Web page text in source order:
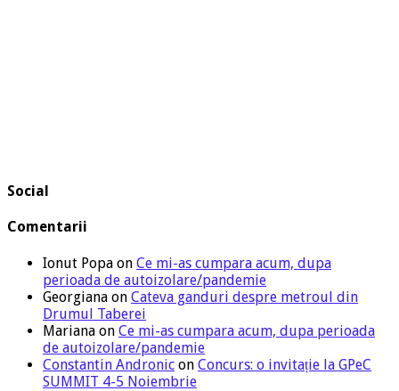
Social
Comentarii
Ionut Popa on Ce mi-as cumpara acum, dupa
perioada de autoizolare/pandemie
Georgiana on Cateva ganduri despre metroul din
Drumul Taberei
Mariana on Ce mi-as cumpara acum, dupa perioada
de autoizolare/pandemie
Constantin Andronic on Concurs: o invitație la GPeC
SUMMIT 4-5 Noiembrie